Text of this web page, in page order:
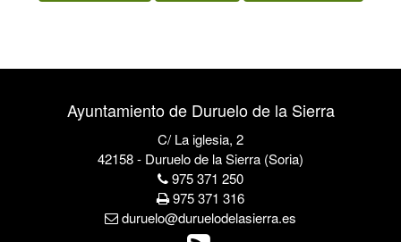
Ayuntamiento de Duruelo de la Sierra
C/ La iglesia, 2
42158 - Duruelo de la Sierra (Soria)
975 371 250
975 371 316
duruelo@duruelodelasierra.es